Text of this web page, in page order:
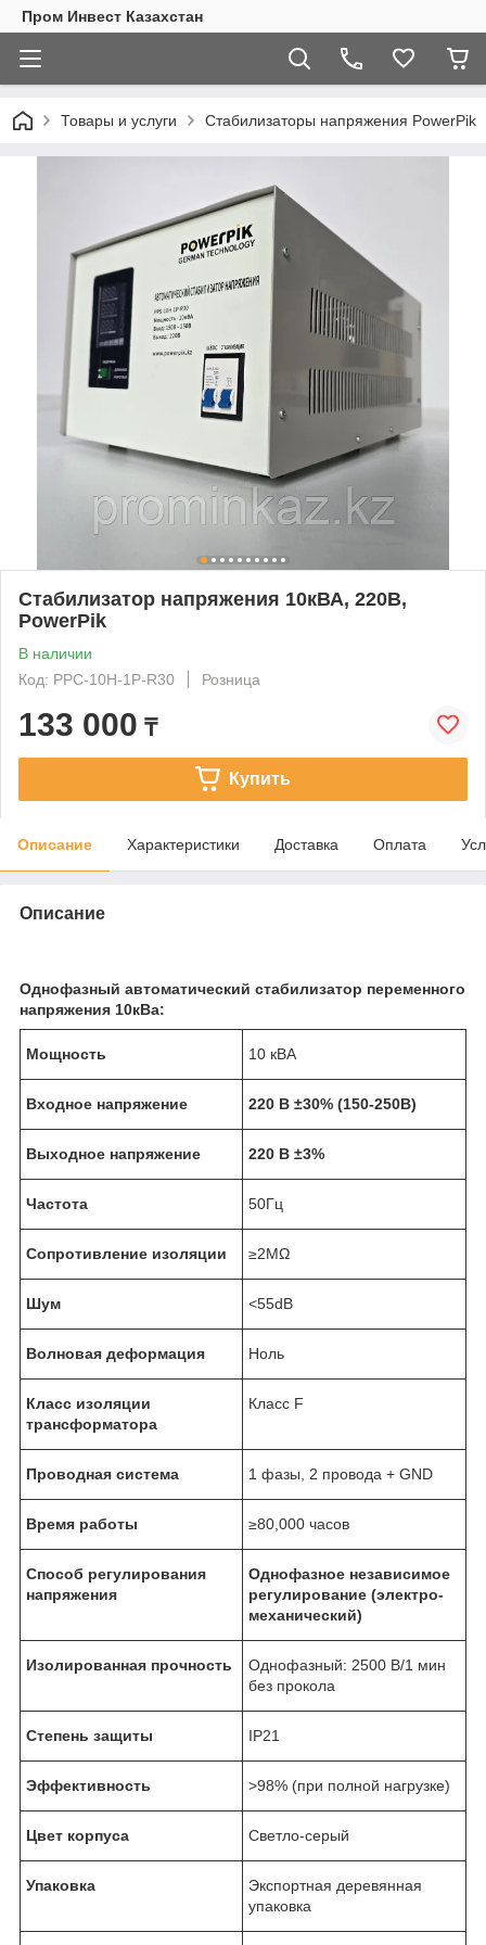
Пром Инвест Казахстан
Товары и услуги Стабилизаторы напряжения PowerPik
Стабилизатор напряжения 10кВА, 220В,
PowerPik
В наличии
Код: PPC-10H-1P-R30
Розница
133 000 ₸
Купить
Описание Характеристики Доставка Оплата
Описание
Однофазный автоматический стабилизатор переменного
напряжения 10кВа:
Мощность 10 кВА
Входное напряжение 220 В ±30% (150-250В)
Выходное напряжение 220 В ±3%
Частота 50Гц
Сопротивление изоляции ≥2MΩ
Шум <55dB
Волновая деформация Ноль
Класс изоляции
трансформатора
Класс F
Проводная система 1 фазы, 2 провода + GND
Время работы ≥80,000 часов
Способ регулирования
напряжения
Однофазное независимое
регулирование (электро-
механический)
Изолированная прочность
Однофазный: 2500 В/1 мин
без прокола
Степень защиты IP21
Эффективность >98% (при полной нагрузке)
Цвет корпуса Светло-серый
Упаковка
Экспортная деревянная
упаковка